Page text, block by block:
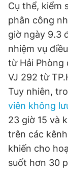
Đọc Thanh
Theo dõi báo
Hotline
0906 645 777
Đặt báo
Cụ thể, kiểm
phân công
giờ ngày 9.3
nhiệm vụ
từ Hải Phòng
VJ 292 từ
Tuy nhiên,
viên không
23 giờ 15 và
trên các
khiến cho
suốt hơn 30